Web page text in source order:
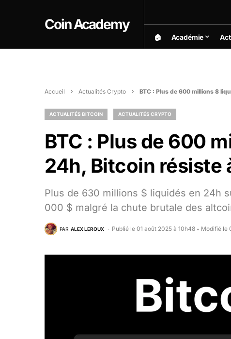
Coin Academy
🏠︎ Académie
Accueil Actualités Crypto BTC : Plus de 600 millions $
ACTUALITÉS BITCOIN ACTUALITÉS CRYPTO
BTC : Plus de 600
24h, Bitcoin résiste
Plus de 630 millions $ liquidés en 24h
000 $ malgré la chute brutale des
PAR ALEX LEROUX Publié le 01 août 2025 à 10h48 • Modifié le